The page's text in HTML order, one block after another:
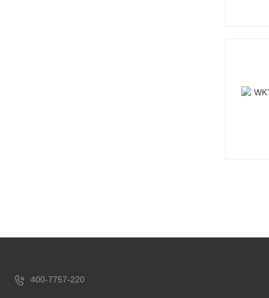
400-7757-220